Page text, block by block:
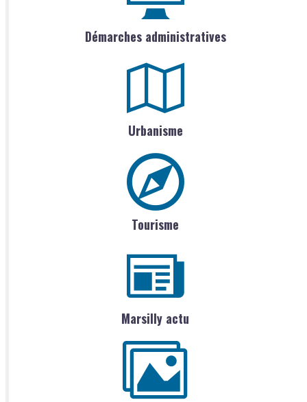
Démarches administratives
Urbanisme
Tourisme
Marsilly actu